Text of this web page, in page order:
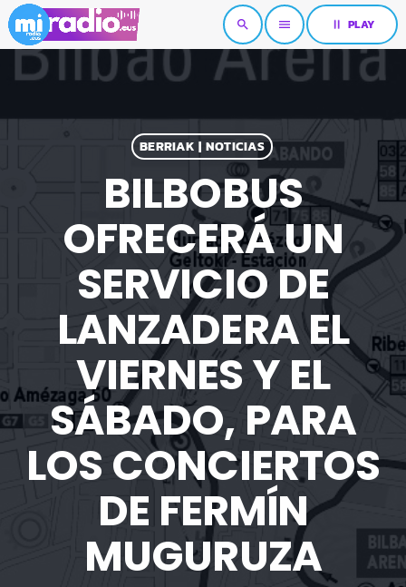
search menu pause PLAY
BERRIAK | NOTICIAS
BILBOBUS
OFRECERÁ UN
SERVICIO DE
LANZADERA EL
VIERNES Y EL
SÁBADO, PARA
LOS CONCIERTOS
DE FERMÍN
MUGURUZA